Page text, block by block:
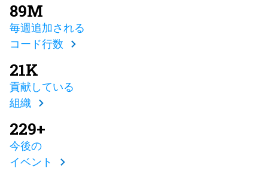
89M
毎週追加される
コード行数
21K
貢献している
組織
229+
今後の
イベント